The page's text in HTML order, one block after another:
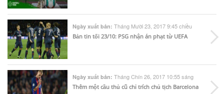
Ngày xuất bản: Tháng Mười 23, 2017 9:45 chiều
Bản tin tối 23/10: PSG nhận án phạt từ UEFA
Ngày xuất bản: Tháng Chín 26, 2017 10:55 sáng
Thêm một cầu thủ cũ chỉ trích chủ tịch Barcelona